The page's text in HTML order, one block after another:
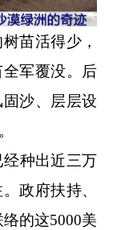
苗活得少，
军覆没。后
沙、层层设
种出近三万
政府扶持、
的这5000美